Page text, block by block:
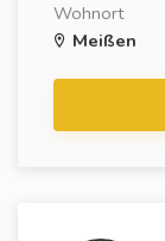
Wohnort
Meißen